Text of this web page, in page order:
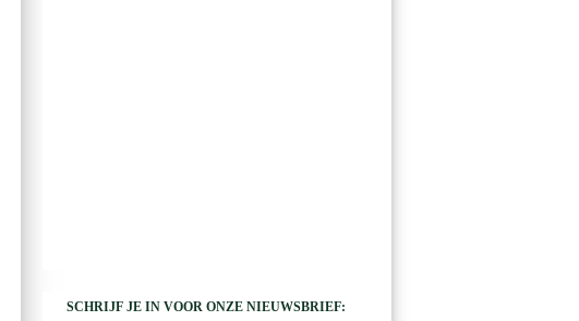
SCHRIJF JE IN VOOR ONZE NIEUWSBRIEF: